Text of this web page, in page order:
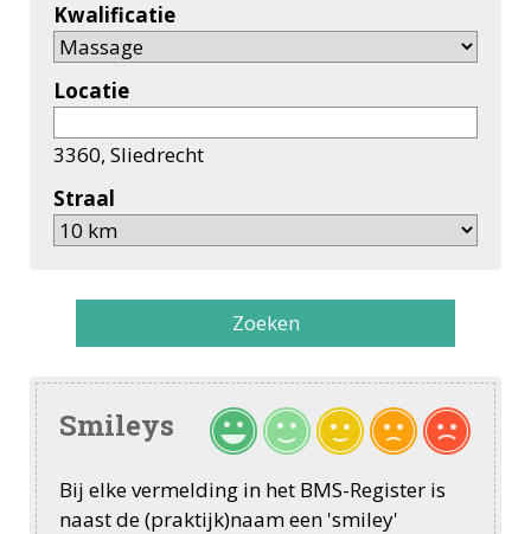
Kwalificatie
Locatie
3360, Sliedrecht
Straal
Zoeken
Smileys
Bij elke vermelding in het BMS-Register is
naast de (praktijk)naam een 'smiley'